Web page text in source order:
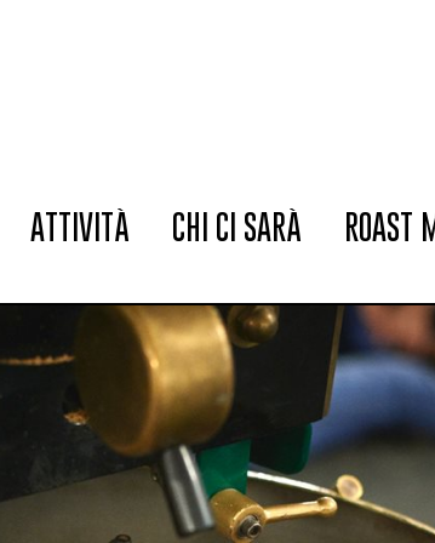
ATTIVITÀ CHI CI SARÀ ROAST